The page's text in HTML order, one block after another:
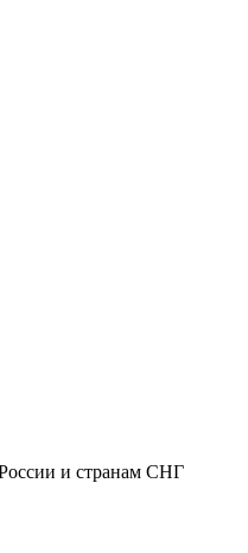
и странам СНГ